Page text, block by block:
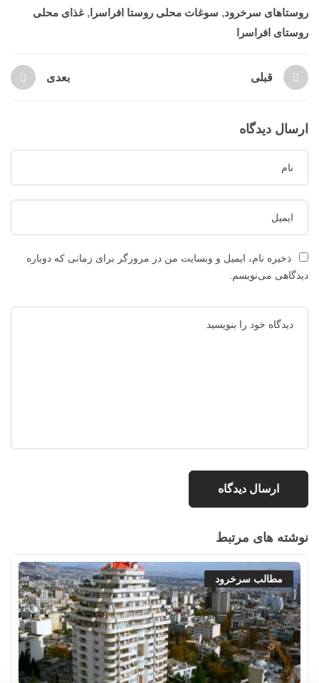
روستاهای سرخرود, سوغات محلی روستا افراسرا , غذای محلی
روستای افراسرا
قبلی بعدی
ارسال دیدگاه
ذخیره نام، ایمیل و وبسایت من در مرورگر برای زمانی که دوباره
دیدگاهی می‌نویسم.
نوشته های مرتبط
مطالب سرخرود